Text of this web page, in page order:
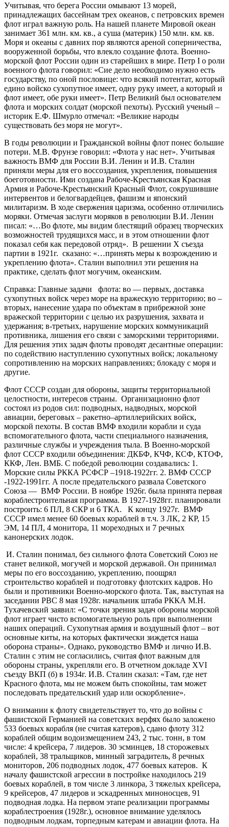
Учитывая, что берега России омывают 13 морей,
принадлежащих бассейнам трех океанов, с петровских времен
флот играл важную роль. На нашей планете Мировой океан
занимает 361 млн. км. кв., а суша (материк) 150 млн. км. кв.
Моря и океаны с давних пор являются ареной соперничества,
вооруженной борьбы, что влекло создание флота. Военно-
морской флот России один из старейших в мире. Петр I о роли
военного флота говорил: «Сие дело необходимо нужно есть
государству, по оной пословице: что всякий потентат, который
едино войско сухопутное имеет, одну руку имеет, а который и
флот имеет, обе руки имеет». Петр Великий был основателем
флота и морских солдат (морской пехоты). Русский ученый –
историк Е.Ф. Шмурло отмечал: «Великие народы
существовать без моря не могут».
В годы революции и Гражданской войны флот понес большие
потери. М.В. Фрунзе говорил: «Флота у нас нет». Учитывая
важность ВМФ для России В.И. Ленин и И.В. Сталин
приняли меры для его воссоздания, укрепления, повышения
боеготовности. Ими создана Рабоче-Крестьянская Красная
Армия и Рабоче-Крестьянский Красный Флот, сокрушившие
интервентов и белогвардейцев, фашизм и японский
милитаризм. В ходе свержения царизма, особенно отличились
моряки. Отмечая заслуги моряков в революции В.И. Ленин
писал: «…Во флоте, мы видим блестящий образец творческих
возможностей трудящихся масс, и в этом отношении флот
показал себя как передовой отряд». В решении Х съезда
партии в 1921г. сказано: «…принять меры к возрождению и
укреплению флота». Сталин выполнил эти решения на
практике, сделать флот могучим, океанским.
Справка: Главные задачи флота: во — первых, доставка
сухопутных войск через море на вражескую территорию; во –
вторых, нанесение удара по объектам в прибрежной зоне
вражеской территории с целью их разрушения, захвата и
удержания; в-третьих, нарушение морских коммуникаций
противника, лишения его связи с заморскими территориями.
Для решения этих задач флоты проводят десантные операции:
по содействию наступлению сухопутных войск; локальному
сопротивлению на морских направлениях; блокаду с моря и
другие.
Флот СССР создан для обороны, защиты территориальной
целостности, интересов страны. Организационно флот
состоял из родов сил: подводных, надводных, морской
авиации, береговых – ракетно–артиллерийских войск,
морской пехоты. В состав ВМФ входили корабли и суда
вспомогательного флота, части специального назначения,
различные службы и учреждения тыла. В Военно-морской
флот СССР входили объединения: ДКБФ, КЧФ, КСФ, КТОФ,
ККФ, Лен. ВМБ. С победой революции создавались: 1.
Морские силы РККА РСФСР –1918-1922гг. 2. ВМФ СССР
-1922-1991гг. А после предательского развала Советского
Союза — ВМФ России. В ноябре 1926г. была принята первая
кораблестроительная программа. В 1927-1928гг. планировали
построить: 6 ПЛ, 8 СКР и 6 ТКА. К концу 1927г. ВМФ
СССР имел менее 60 боевых кораблей в т.ч. 3 ЛК, 2 КР, 15
ЭМ, 14 ПЛ, 4 монитора, 11 мореходных и 7 речных
канонерских лодок.
И. Сталин понимал, без сильного флота Советский Союз не
станет великой, могучей и морской державой. Он принимал
меры по его воссозданию, укреплению, поощрял
строительство кораблей и подготовку флотских кадров. Но
были и противники Военно-морского флота. Так, выступая на
заседании РВС 8 мая 1928г. начальник штаба РККА М.Н.
Тухачевский заявил: «С точки зрения задач обороны морской
флот играет чисто вспомогательную роль при выполнении
наших операций. Сухопутная армия и воздушный флот – вот
основные киты, на которых фактически зиждется наша
оборона страны». Однако, руководство ВМФ и лично И.В.
Сталин с этим не согласились, считая флот важным для
обороны страны, укрепляли его. В отчетном докладе ХVI
съезду ВКП (б) в 1934г. И.В. Сталин сказал: «Там, где нет
Красного флота, мы не можем быть спокойны, там может
последовать предательский удар или оскорбление».
О внимании к флоту свидетельствует то, что до войны с
фашистской Германией на советских верфях было заложено
533 боевых корабля (не считая катеров), сдано флоту 312
кораблей общим водоизмещением 243, 2 тыс. тонн, в том
числе: 4 крейсера, 7 лидеров. 30 эсминцев, 18 сторожевых
кораблей, 38 тральщиков, минный заградитель, 8 речных
мониторов, 206 подводных лодок, 477 боевых катеров. К
началу фашистской агрессии в постройке находилось 219
боевых кораблей, в том числе 3 линкора, 3 тяжелых крейсера,
9 крейсеров, 47 лидеров и эскадренных миноносцев, 91
подводная лодка. На первом этапе реализации программы
кораблестроения (1928г.), основное внимание уделялось
подводным лодкам, торпедным катерам и авиации флота. На